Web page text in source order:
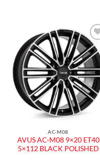
AC-M08
AVUS AC-M08 9×20 ET40
5×112 BLACK POLISHED